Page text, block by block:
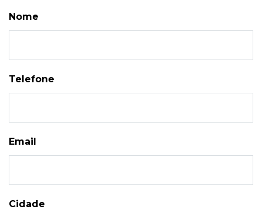
Nome
Telefone
Email
Cidade